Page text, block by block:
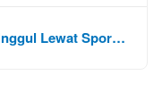
Lewat Spor…